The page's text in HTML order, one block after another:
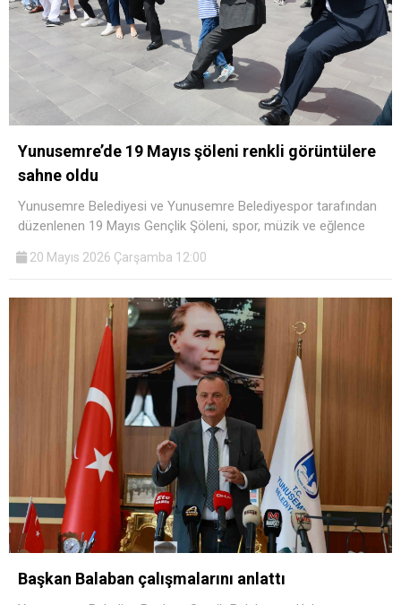
Yunusemre’de 19 Mayıs şöleni renkli görüntülere
sahne oldu
Yunusemre Belediyesi ve Yunusemre Belediyespor tarafından
düzenlenen 19 Mayıs Gençlik Şöleni, spor, müzik ve eğlence
20 Mayıs 2026 Çarşamba 12:00
Başkan Balaban çalışmalarını anlattı